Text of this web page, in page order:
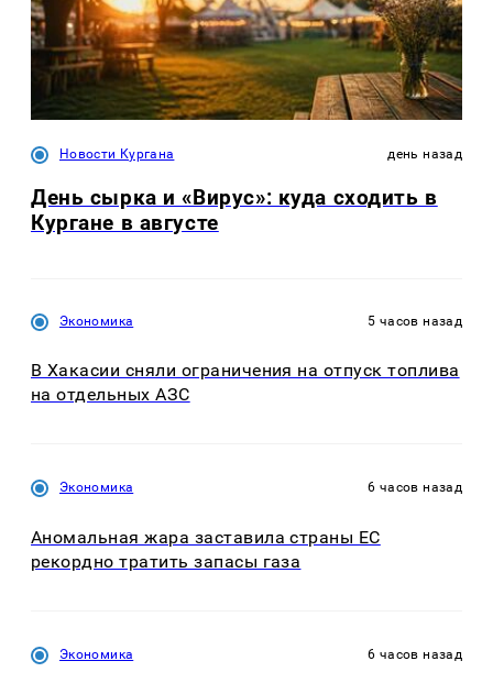
Новости Кургана день назад
День сырка и «Вирус»: куда сходить в
Кургане в августе
Экономика 5 часов назад
В Хакасии сняли ограничения на отпуск топлива
на отдельных АЗС
Экономика 6 часов назад
Аномальная жара заставила страны ЕС
рекордно тратить запасы газа
Экономика 6 часов назад